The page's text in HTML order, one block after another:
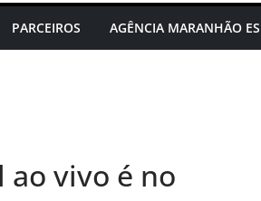
PARCEIROS AGÊNCIA MARANHÃO
vivo é no